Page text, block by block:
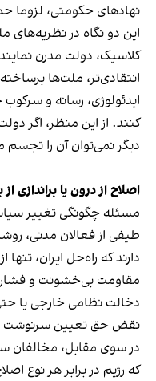
نهادهای حکومتی، لزوما
این دو نگاه در نظریه‌های
کلاسیک، دولت مدرن
انتقادی‌تر، ملت‌ها
ایدئولوژی، رسانه و
کنند. از این منظر، اگر
دیگر نمی‌توان آن را
اصلاح از درون یا براندازی
مسئله چگونگی تغییر
طیفی از فعالان مدنی،
دارند که راه‌حل ایران،
مقاومت بی‌خشونت و
دخالت نظامی خارجی یا
نقض حق تعیین سرنوشت
در سوی مقابل، مخالفان
که رژیم در برابر هر نوع